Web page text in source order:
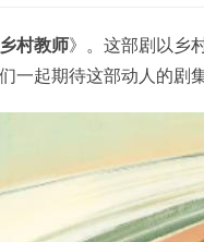
乡村教师》。这部剧以乡
一起期待这部动人的剧